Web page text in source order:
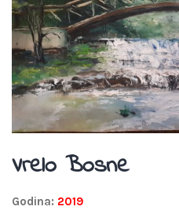
Vrelo Bosne
Godina: 2019